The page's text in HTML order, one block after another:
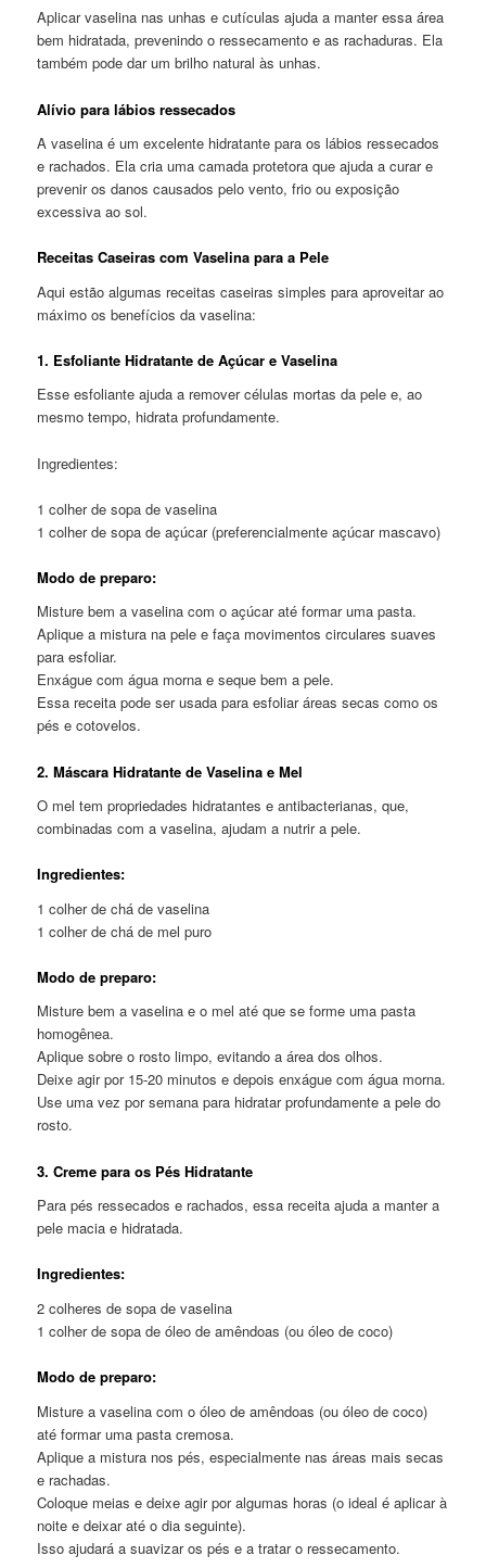
Aplicar vaselina nas unhas e cutículas ajuda a manter essa área
bem hidratada, prevenindo o ressecamento e as rachaduras. Ela
também pode dar um brilho natural às unhas.
Alívio para lábios ressecados
A vaselina é um excelente hidratante para os lábios ressecados
e rachados. Ela cria uma camada protetora que ajuda a curar e
prevenir os danos causados pelo vento, frio ou exposição
excessiva ao sol.
Receitas Caseiras com Vaselina para a Pele
Aqui estão algumas receitas caseiras simples para aproveitar ao
máximo os benefícios da vaselina:
1. Esfoliante Hidratante de Açúcar e Vaselina
Esse esfoliante ajuda a remover células mortas da pele e, ao
mesmo tempo, hidrata profundamente.
Ingredientes:
1 colher de sopa de vaselina
1 colher de sopa de açúcar (preferencialmente açúcar mascavo)
Modo de preparo:
Misture bem a vaselina com o açúcar até formar uma pasta.
Aplique a mistura na pele e faça movimentos circulares suaves
para esfoliar.
Enxágue com água morna e seque bem a pele.
Essa receita pode ser usada para esfoliar áreas secas como os
pés e cotovelos.
2. Máscara Hidratante de Vaselina e Mel
O mel tem propriedades hidratantes e antibacterianas, que,
combinadas com a vaselina, ajudam a nutrir a pele.
Ingredientes:
1 colher de chá de vaselina
1 colher de chá de mel puro
Modo de preparo:
Misture bem a vaselina e o mel até que se forme uma pasta
homogênea.
Aplique sobre o rosto limpo, evitando a área dos olhos.
Deixe agir por 15-20 minutos e depois enxágue com água morna.
Use uma vez por semana para hidratar profundamente a pele do
rosto.
3. Creme para os Pés Hidratante
Para pés ressecados e rachados, essa receita ajuda a manter a
pele macia e hidratada.
Ingredientes:
2 colheres de sopa de vaselina
1 colher de sopa de óleo de amêndoas (ou óleo de coco)
Modo de preparo:
Misture a vaselina com o óleo de amêndoas (ou óleo de coco)
até formar uma pasta cremosa.
Aplique a mistura nos pés, especialmente nas áreas mais secas
e rachadas.
Coloque meias e deixe agir por algumas horas (o ideal é aplicar à
noite e deixar até o dia seguinte).
Isso ajudará a suavizar os pés e a tratar o ressecamento.